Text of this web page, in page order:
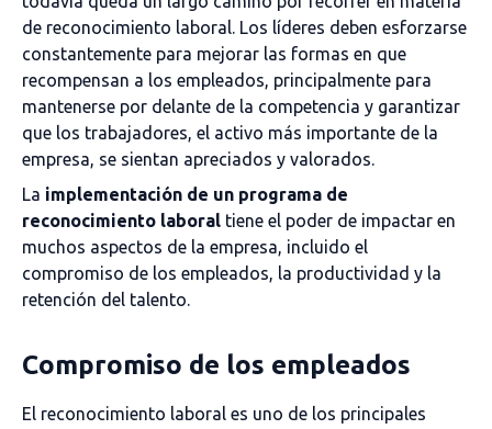
de reconocimiento laboral. Los líderes deben esforzarse
constantemente para mejorar las formas en que
recompensan a los empleados, principalmente para
mantenerse por delante de la competencia y garantizar
que los trabajadores, el activo más importante de la
empresa, se sientan apreciados y valorados.
La implementación de un programa de
reconocimiento laboral tiene el poder de impactar en
muchos aspectos de la empresa, incluido el
compromiso de los empleados, la productividad y la
retención del talento.
Compromiso de los empleados
El reconocimiento laboral es uno de los principales